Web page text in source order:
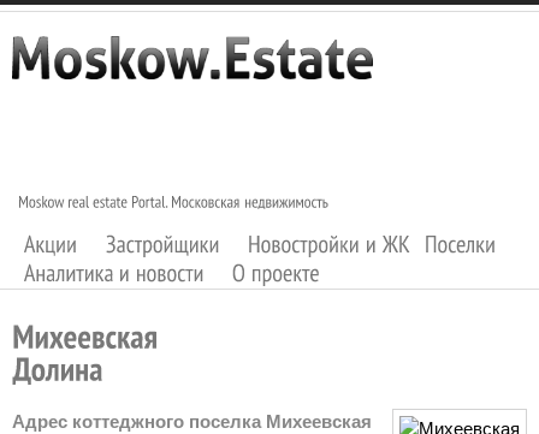
Адрес коттеджного поселка Михеевская